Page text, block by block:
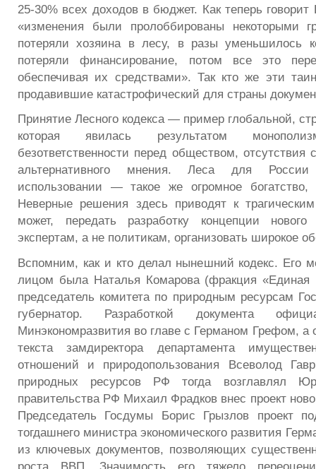
25-30% всех доходов в бюджет. Как теперь
«изменения были пролоббированы некоторыми
потеряли хозяина в лесу, в разы уменьшилось
потеряли финансирование, потом все это
обеспечивая их средствами». Так кто же эти
продавившие катастрофический для страны
Принятие Лесного кодекса — пример глобальной,
которая явилась результатом
безответственности перед обществом,
альтернативного мнения. Леса для
использовании — такое же огромное
Неверные решения здесь приводят к
может, передать разработку концепции
экспертам, а не политикам, организовать широкое
Вспомним, как и кто делал нынешний кодекс. Его
лицом была Наталья Комарова (фракция «Единая
председатель комитета по природным ресурсам
губернатор. Разработкой документа
Минэкономразвития во главе с Германом Грефом, а
текста замдиректора департамента
отношений и природопользования Всеволод
природных ресурсов РФ тогда возглавлял
правительства РФ Михаил Фрадков внес проект
Председатель Госдумы Борис Грызлов проект
тогдашнего министра экономического развития
из ключевых документов, позволяющих